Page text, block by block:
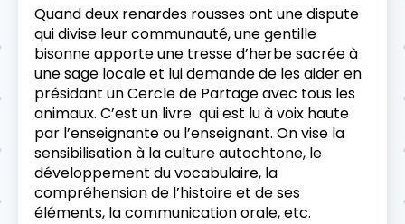
Quand deux renardes rousses ont une dispute
qui divise leur communauté, une gentille
bisonne apporte une tresse d’herbe sacrée à
une sage locale et lui demande de les aider en
présidant un Cercle de Partage avec tous les
animaux. C’est un livre qui est lu à voix haute
par l’enseignante ou l’enseignant. On vise la
sensibilisation à la culture autochtone, le
développement du vocabulaire, la
compréhension de l’histoire et de ses
éléments, la communication orale, etc.